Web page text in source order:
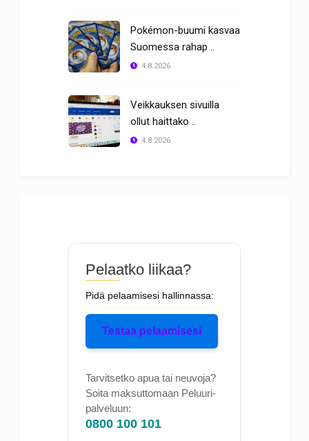
Pokémon-buumi kasvaa
Suomessa rahap ..
4.8.2026
Veikkauksen sivuilla
ollut haittako ..
4.8.2026
Pelaatko liikaa?
Pidä pelaamisesi hallinnassa:
Testaa pelaamisesi
Tarvitsetko apua tai neuvoja?
Soita maksuttomaan Peluuri-
palveluun:
0800 100 101